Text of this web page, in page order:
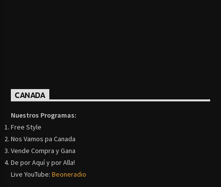
CANADA
Nuestros Programas:
Free Style
Nos Vamos pa Canada
Vende Compra y Gana
De por Aquí y por Alla!
Live YouTube:Beoneradio